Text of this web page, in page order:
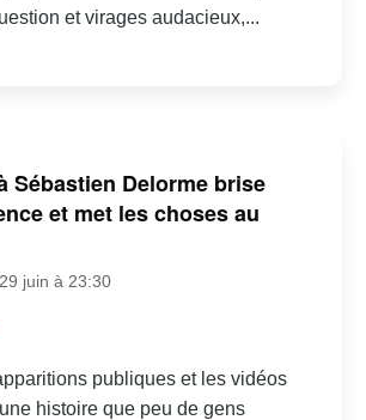
et virages audacieux,...
Sébastien Delorme brise
et met les choses au
juin à 23:30
publiques et les vidéos
histoire que peu de gens